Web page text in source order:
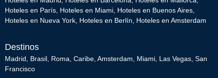
Hoteles en París Hoteles en Miami Hoteles en Buenos Aires
Hoteles en Nueva York Hoteles en Berlín Hoteles en Amsterdam
Destinos
Madrid Brasil Roma Caribe Amsterdam Miami Las Vegas San
Francisco